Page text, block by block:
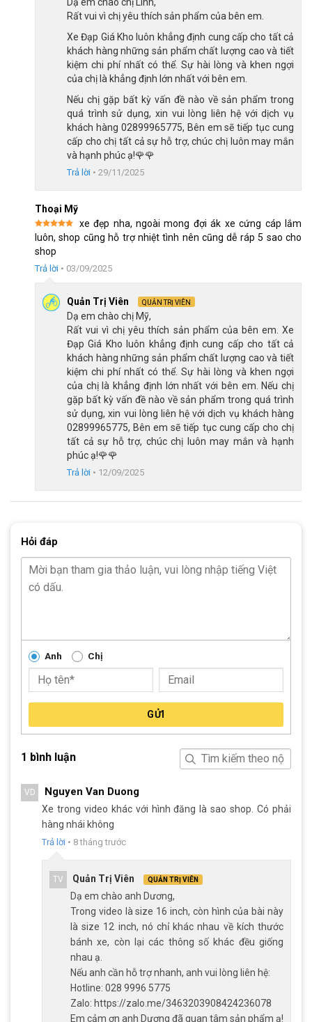
Yên và baga bao bọc đệm êm ái
Bánh xe cỡ 12 inch phù hợp với trẻ nhỏ
Xe đạp 12 inchlà lựa chọn phù hợp nhất cho trẻ nhỏ từ 2
đến 4 tuổi. Kích thước này của bánh xe giúp trẻ dễ dàng tiếp xúc
Điều này đặc biệt quan trọng trong quá trình trẻ học cách đi xe
đạp. Đối với trẻ nhỏ trong độ tuổi này, việc làm quen với việc
điều khiển và cân bằng trên xe đạp là một bước quan trọng
trong việc phát triển kỹ năng vận động cơ bản.
Bộ bánh 12 inch phù hợp với các bé từ 2 đến 4 tuổi
Bánh phụ hỗ trợ trẻ trong giai đoạn tập đạp xe
Bánh phụ là một phụ kiện hữu ích trên xe đạp Hector Luna 12
Inch, hỗ trợ trẻ trong giai đoạn tập đạp xe từ 2-4 tuổi. Bánh phụ
giúp trẻ dễ dàng học cách giữ thăng bằng và điều khiển xe mà
hỗ trợ này.
Xe Đạp Trẻ Em Bé Gái Hector Luna 12 Inch màu trắng
Xe Đạp Trẻ Em Bé Gái Hector Luna 12 Inch có khung thép chắc
chắn, giỏ xe tiện lợi và yên xe điều chỉnh cao thấp, mang lại sự
thoải mái và an toàn cho bé. Bánh xe 12 inch phù hợp với trẻ
nhỏ, kèm theo bánh phụ hỗ trợ tập đạp xe, giúp bé học và phát
triển kỹ năng vận động an toàn.
Rất vui vì chị yêu thích sản phẩm của bên em.
Xe Đạp Giá Kho luôn khẳng định cung cấp cho tất cả
khách hàng những sản phẩm chất lượng cao và tiết
kiệm chi phí nhất có thể. Sự hài lòng và khen ngợi
của chị là khẳng định lớn nhất với bên em.
Nếu chị gặp bất kỳ vấn đề nào về sản phẩm trong
quá trình sử dụng, xin vui lòng liên hệ với dịch vụ
khách hàng 02899965775, Bên em sẽ tiếp tục cung
cấp cho chị tất cả sự hỗ trợ, chúc chị luôn may mắn
và hạnh phúc ạ!🌹🌹
Trả lời • 29/11/2025
Thoại Mỹ
Được xếp
hạng 55
sao
xe đẹp nha, ngoài mong đợi ák xe cứng cáp lắm
luôn, shop cũng hỗ trợ nhiệt tình nên cũng dễ ráp 5 sao cho
shop
Trả lời • 03/09/2025
Quản Trị Viên QUẢN TRỊ VIÊN
Dạ em chào chị Mỹ,
Rất vui vì chị yêu thích sản phẩm của bên em. Xe
Đạp Giá Kho luôn khẳng định cung cấp cho tất cả
khách hàng những sản phẩm chất lượng cao và tiết
kiệm chi phí nhất có thể. Sự hài lòng và khen ngợi
của chị là khẳng định lớn nhất với bên em. Nếu chị
gặp bất kỳ vấn đề nào về sản phẩm trong quá trình
sử dụng, xin vui lòng liên hệ với dịch vụ khách hàng
02899965775, Bên em sẽ tiếp tục cung cấp cho chị
tất cả sự hỗ trợ, chúc chị luôn may mắn và hạnh
phúc ạ!🌹🌹
Trả lời • 12/09/2025
Hỏi đáp
Anh Chị
GỬI
1 bình luận
VD Nguyen Van Duong
Xe trong video khác với hình đăng là sao shop. Có phải
hàng nhái không
Trả lời • 8 tháng trước
TV Quản Trị Viên QUẢN TRỊ VIÊN
Dạ em chào anh Dương,
Trong video là size 16 inch, còn hình của bài này
là size 12 inch, nó chỉ khác nhau về kích thước
bánh xe, còn lại các thông số khác đều giống
nhau ạ.
Nếu anh cần hỗ trợ nhanh, anh vui lòng liên hệ:
Hotline: 028 9996 5775
Zalo: https://zalo.me/3463203908424236078
Em cảm ơn anh Dương đã quan tâm sản phẩm ạ!